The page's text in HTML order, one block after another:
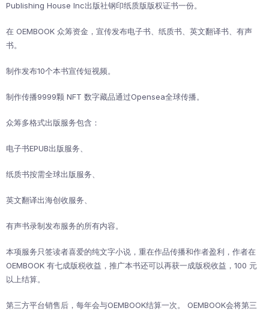
Publishing House Inc出版社钢印纸质版版权证书一份。
在 OEMBOOK 众筹资金，宣传发布电子书、纸质书、英文翻译书、有声
书。
制作发布10个本书宣传短视频。
制作传播9999颗 NFT 数字藏品通过Opensea全球传播。
众筹多格式出版服务包含：
电子书EPUB出版服务、
纸质书按需全球出版服务、
英文翻译出海创收服务、
有声书录制发布服务的所有内容。
本项服务只签读者喜爱的纯文字小说，重在作品传播和作者盈利，作者在
OEMBOOK 有七成版税收益，推广本书还可以再获一成版税收益，100 元
以上结算。
第三方平台销售后，每年会与OEMBOOK结算一次。 OEMBOOK会将第三